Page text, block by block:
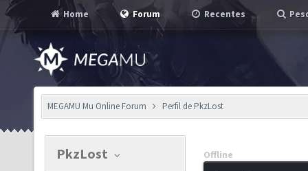
Home Forum Recentes
MEGAMU Mu Online Forum Perfil de PkzLost
PkzLost
Offline